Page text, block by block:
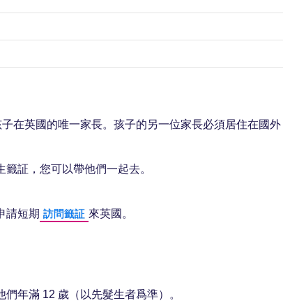
在英國的唯一家長。孩子的另一位家長必須居住在國
証，您可以帶他們一起去。
請短期 訪問籤証 來英國。
年滿 12 歲（以先髮生者爲準）。